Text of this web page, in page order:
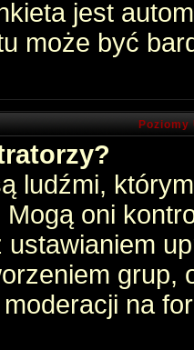
jest
może być
ludźmi,
Mogą oni
ustawianiem
grup,
na